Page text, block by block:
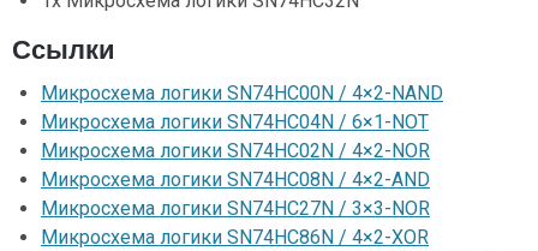
Ссылки
Микросхема логики SN74HC00N / 4×2-NAND
Микросхема логики SN74HC04N / 6×1-NOT
Микросхема логики SN74HC02N / 4×2-NOR
Микросхема логики SN74HC08N / 4×2-AND
Микросхема логики SN74HC27N / 3×3-NOR
Микросхема логики SN74HC86N / 4×2-XOR